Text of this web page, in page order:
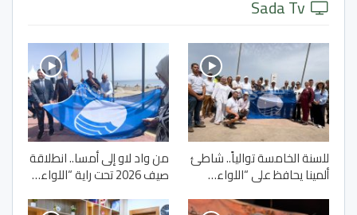
للسنة الخامسة توالياً.. شاطئ
ألمينا يحافظ على “اللواء…
من واد لاو إلى أمسا.. انطلاقة
صيف 2026 تحت راية “اللواء…